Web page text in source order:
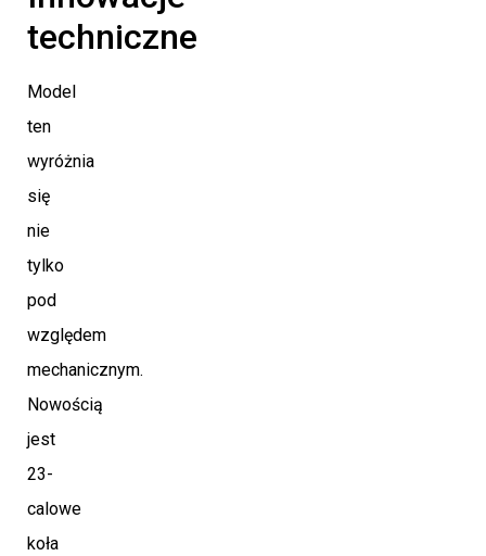
techniczne
Model
ten
wyróżnia
się
nie
tylko
pod
względem
mechanicznym.
Nowością
jest
23-
calowe
koła